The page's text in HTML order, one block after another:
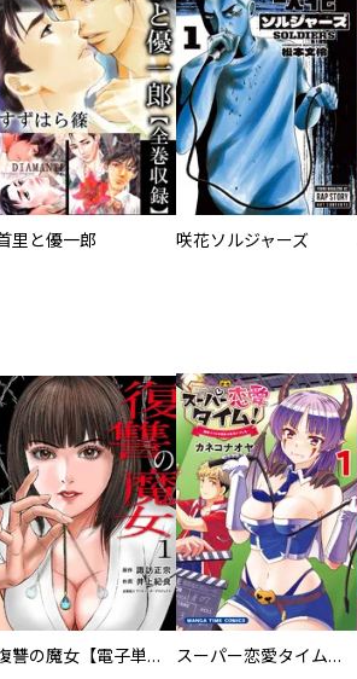
里と優一郎 咲花ソルジャーズ
復讐の魔女【電子単行本版】 スーパー恋愛タイム！～現場でドＳな彼女は自宅でデレる～